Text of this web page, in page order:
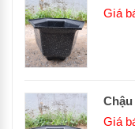
Giá
Giá